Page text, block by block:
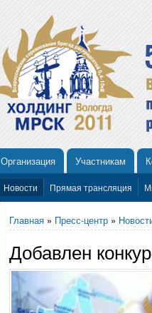
Организация Участникам
Новости Прямая трансляция
Главная » Пресс-центр »
Добавлен